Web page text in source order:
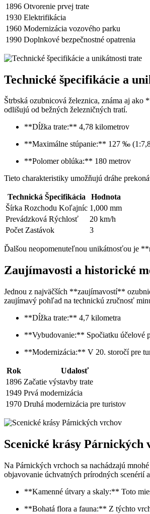
1896 Otvorenie prvej trate
1930 Elektrifikácia
1960 Modernizácia vozového parku
1990 Doplnkové bezpečnostné opatrenia
Technické špecifikácie a
Štrbská ozubnicová železnica, známa aj
odlišujú od bežných železničných tratí.
**Dĺžka trate:** 4,78 kilometrov
**Maximálne stúpanie:** 127 ‰
**Polomer oblúka:** 180 metrov
Tieto charakteristiky umožňujú dráhe
Technická Špecifikácia
Hodnota
Šírka Rozchodu Koľajníc 1,000 mm
Prevádzková Rýchlosť
20 km/h
Počet Zastávok
3
Ďalšou neopomenuteľnou unikátnosťou je
Zaujímavosti a historické
Jednou z najväčších **zaujímavostí**
zaujímavý pohľad na technickú zručnosť
**Dĺžka trate:** 4,7 kilometra
**Vybudovanie:** Spočiatku účelové
**Modernizácia:** V 20. storočí pre
Rok
Udalosť
1896 Začatie výstavby trate
1949 Prvá modernizácia
1970 Druhá modernizácia pre turistov
Scenické krásy Párnických
Na Párnických vrchoch sa nachádzajú
objavovanie úchvatných prírodných scenérií a
**Kamenné útvary a skaly:** Toto
**Bohatá flora a fauna:** Z týchto